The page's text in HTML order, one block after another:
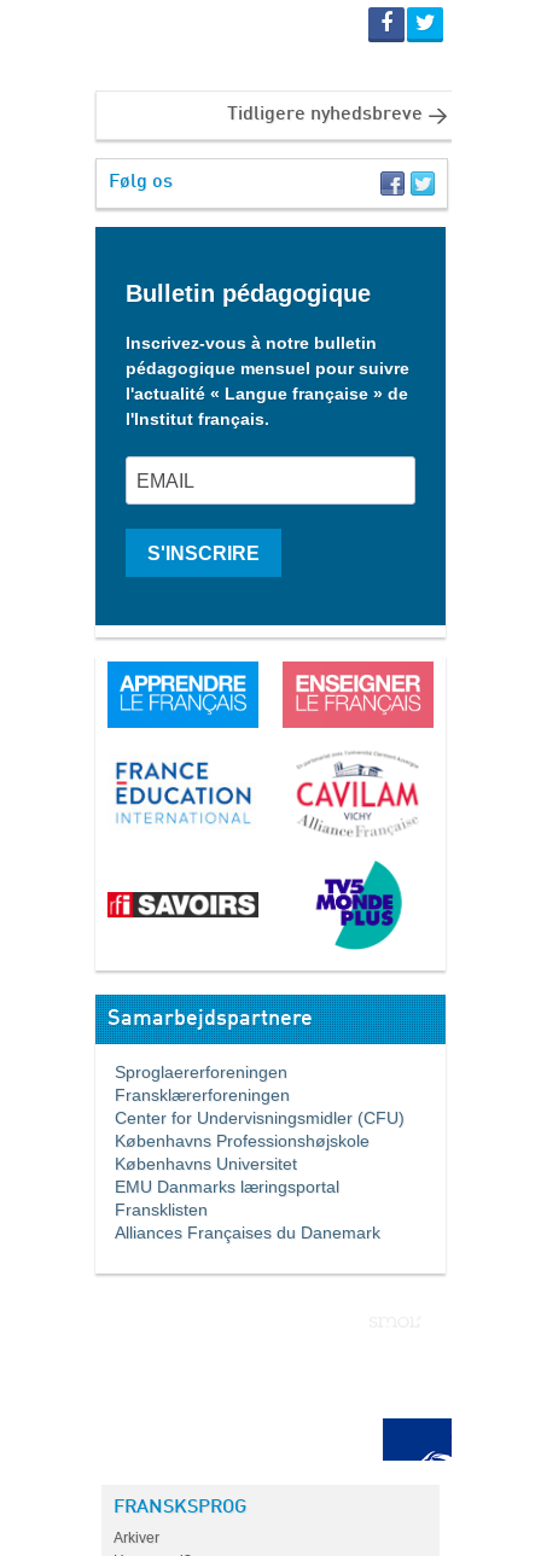
Tidligere nyhedsbreve
Følg os
Bulletin pédagogique
Inscrivez-vous à notre bulletin
pédagogique mensuel pour suivre
l'actualité « Langue française » de
l'Institut français.
S'INSCRIRE
Samarbejdspartnere
Sproglaererforeningen
Fransklærerforeningen
Center for Undervisningsmidler (CFU)
Københavns Professionshøjskole
Københavns Universitet
EMU Danmarks læringsportal
Fransklisten
Alliances Françaises du Danemark
FRANSKSPROG
Arkiver